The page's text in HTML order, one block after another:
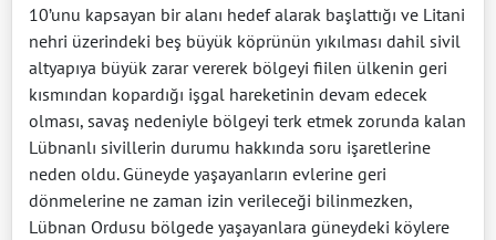
10’unu kapsayan bir alanı hedef alarak başlattığı ve Litani
nehri üzerindeki beş büyük köprünün yıkılması dahil sivil
altyapıya büyük zarar vererek bölgeyi fiilen ülkenin geri
kısmından kopardığı işgal hareketinin devam edecek
olması, savaş nedeniyle bölgeyi terk etmek zorunda kalan
Lübnanlı sivillerin durumu hakkında soru işaretlerine
neden oldu. Güneyde yaşayanların evlerine geri
dönmelerine ne zaman izin verileceği bilinmezken,
Lübnan Ordusu bölgede yaşayanlara güneydeki köylere